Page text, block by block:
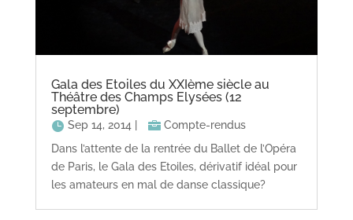
Gala des Etoiles du XXIème siècle au
Théâtre des Champs Elysées (12
septembre)
Sep 14, 2014
Compte-rendus
Dans l’attente de la rentrée du Ballet de l’Opéra
de Paris, le Gala des Etoiles, dérivatif idéal pour
les amateurs en mal de danse classique?